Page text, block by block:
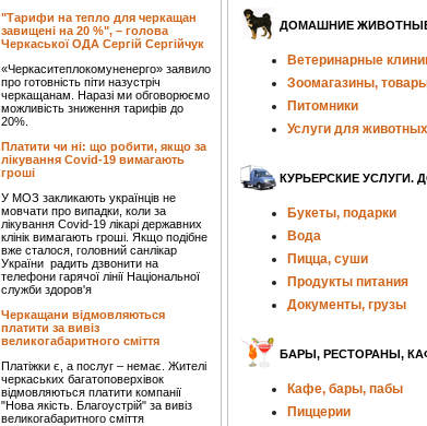
"Тарифи на тепло для черкащан
завищені на 20 %", – голова
Черкаської ОДА Сергій Сергійчук
«Черкаситеплокомуненерго» заявило
про готовність піти назустріч
черкащанам. Наразі ми обговорюємо
можливість зниження тарифів до
20%.
Платити чи ні: що робити, якщо за
лікування Covid-19 вимагають
гроші
У МОЗ закликають українців не
мовчати про випадки, коли за
лікування Covid-19 лікарі державних
клінік вимагають гроші. Якщо подібне
вже сталося, головний санлікар
України радить дзвонити на
телефони гарячої лінії Національної
служби здоров'я
Черкащани відмовляються
платити за вивіз
великогабаритного сміття
Платіжки є, а послуг – немає. Жителі
черкаських багатоповерхівок
відмовляються платити компанії
"Нова якість. Благоустрій" за вивіз
великогабаритного сміття
ДОМАШНИЕ
Ветеринарные
Зоомагазины,
Питомники
Услуги для животных
КУРЬЕРСКИЕ УСЛУГИ.
Букеты, подарки
Вода
Пицца, суши
Продукты питания
Документы, грузы
БАРЫ, РЕСТОРАНЫ,
Кафе, бары, пабы
Пиццерии